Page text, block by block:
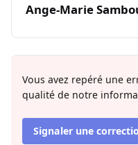
Ange-Marie
Vous avez repéré une
qualité de notre
Signaler une